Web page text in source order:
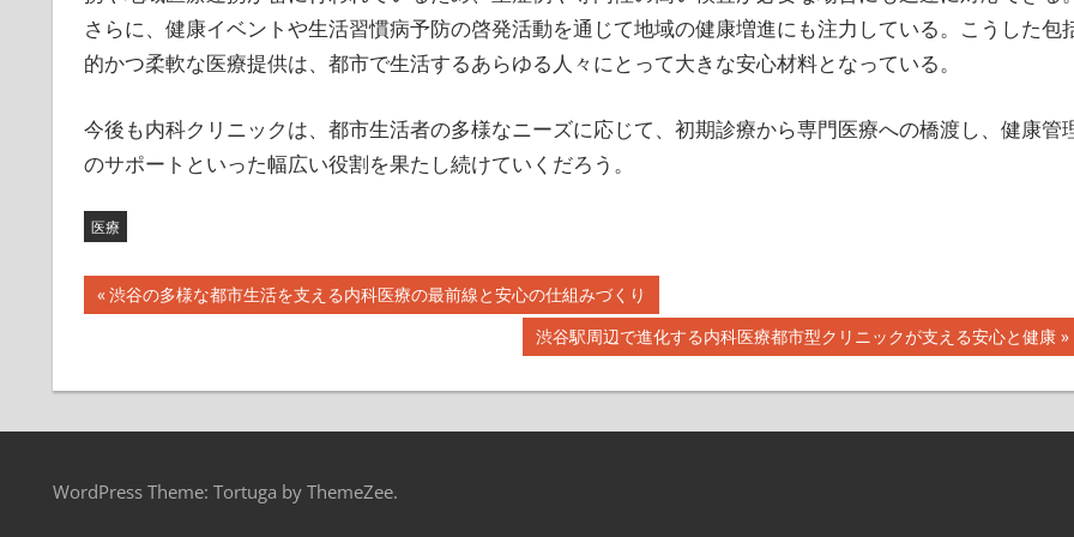
さらに、健康イベントや生活習慣病予防の啓発活動を通じて地域の健康増進にも注力している。こうした包
的かつ柔軟な医療提供は、都市で生活するあらゆる人々にとって大きな安心材料となっている。
今後も内科クリニックは、都市生活者の多様なニーズに応じて、初期診療から専門医療への橋渡し、健康管
のサポートといった幅広い役割を果たし続けていくだろう。
医療
投
ナ
ビ
ゲ
前
の
渋谷の多様な都市生活を支える内科医療の最前線と安心の仕組みづくり
次
の
記
渋谷駅周辺で進化する内科医療都市型クリニックが支える安心と健康
WordPress Theme: Tortuga by ThemeZee.